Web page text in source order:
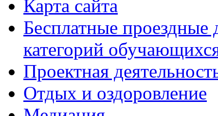
Карта сайта
Бесплатные
категорий
Проектная
Отдых и оздоровление